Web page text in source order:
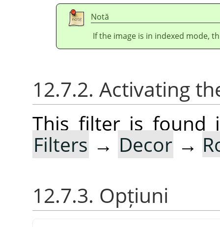
Notă
If the image is in indexed mode,
12.7.2. Activating
This filter is found
Filters → Decor →
12.7.3. Opțiuni